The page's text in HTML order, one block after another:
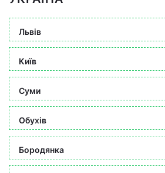
Львів
Київ
Суми
Обухів
Бородянка